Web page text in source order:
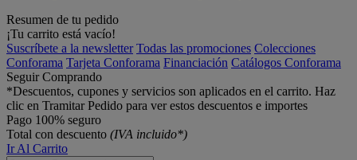
Resumen de tu pedido
¡Tu carrito está vacío!
Suscríbete a la newsletter Todas las promociones Colecciones
Conforama Tarjeta Conforama Financiación Catálogos Conforama
Seguir Comprando
*Descuentos, cupones y servicios son aplicados en el carrito. Haz
clic en Tramitar Pedido para ver estos descuentos e importes
Pago 100% seguro
Total con descuento (IVA incluido*)
Ir Al Carrito